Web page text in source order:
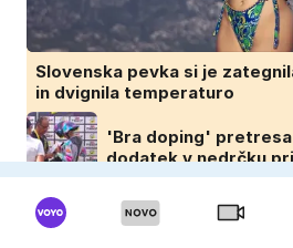
Slovenska pevka si je
in dvignila temperaturo
'Bra doping'
dodatek v nedrčku
'Rekli so mi, da sem